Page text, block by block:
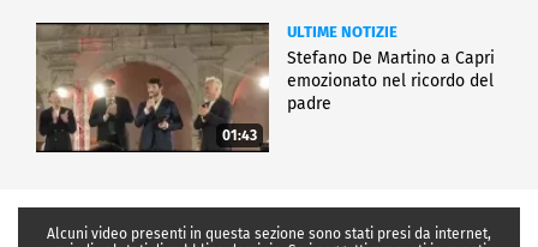
01:43
ULTIME NOTIZIE
Stefano De Martino a Capri
emozionato nel ricordo del
padre
Alcuni video presenti in questa sezione sono stati presi da internet,